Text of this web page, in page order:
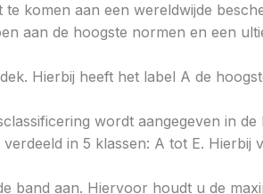
komen aan een wereldwijde
aan de hoogste normen en een
Hierbij heeft het label A de
wordt aangegeven in de
in 5 klassen: A tot E. Hierbij
band aan. Hiervoor houdt u de